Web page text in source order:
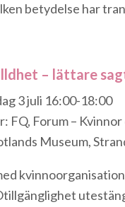
betydelse har
– lättare
3 juli 16:00-18:00
FQ, Forum –
Museum,